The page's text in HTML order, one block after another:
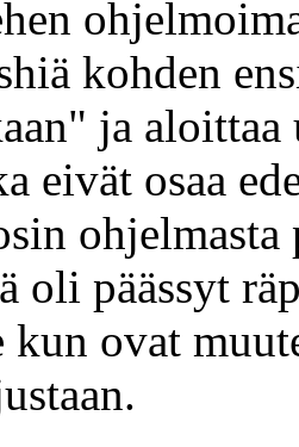
kohden
ja
eivät osaa
ohjelmasta
oli päässyt
kun ovat